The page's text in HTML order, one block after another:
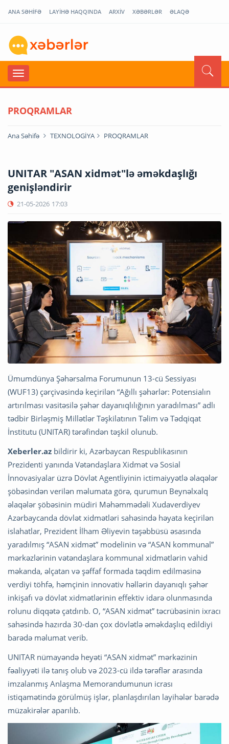
ANA SƏHİFƏ LAYİHƏ HAQQINDA ARXİV XƏBƏRLƏR ƏLAQƏ
PROQRAMLAR
Ana Səhifə TEXNOLOGİYA PROQRAMLAR
UNITAR "ASAN xidmət"lə əməkdaşlığı
genişləndirir
21-05-2026 17:03
Ümumdünya Şəhərsalma Forumunun 13-cü Sessiyası
(WUF13) çərçivəsində keçirilən “Ağıllı şəhərlər: Potensialın
artırılması vasitəsilə şəhər dayanıqlılığının yaradılması” adlı
tədbir Birləşmiş Millətlər Təşkilatının Təlim və Tədqiqat
İnstitutu (UNITAR) tərəfindən təşkil olunub.
Xeberler.az bildirir ki, Azərbaycan Respublikasının
Prezidenti yanında Vətəndaşlara Xidmət və Sosial
İnnovasiyalar üzrə Dövlət Agentliyinin ictimaiyyətlə əlaqələr
şöbəsindən verilən məlumata görə, qurumun Beynəlxalq
əlaqələr şöbəsinin müdiri Məhəmmədəli Xudaverdiyev
Azərbaycanda dövlət xidmətləri sahəsində həyata keçirilən
islahatlar, Prezident İlham Əliyevin təşəbbüsü əsasında
yaradılmış “ASAN xidmət” modelinin və “ASAN kommunal”
mərkəzlərinin vətəndaşlara kommunal xidmətlərin vahid
məkanda, əlçatan və şəffaf formada təqdim edilməsinə
verdiyi töhfə, həmçinin innovativ həllərin dayanıqlı şəhər
inkişafı və dövlət xidmətlərinin effektiv idarə olunmasında
rolunu diqqətə çatdırıb. O, “ASAN xidmət” təcrübəsinin ixracı
sahəsində hazırda 30-dan çox dövlətlə əməkdaşlıq edildiyi
barədə məlumat verib.
UNITAR nümayəndə heyəti “ASAN xidmət” mərkəzinin
fəaliyyəti ilə tanış olub və 2023-cü ildə tərəflər arasında
imzalanmış Anlaşma Memorandumunun icrası
istiqamətində görülmüş işlər, planlaşdırılan layihələr barədə
müzakirələr aparılıb.